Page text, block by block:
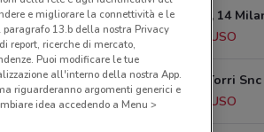
Via Rubens, 14
564 m
CHIUSO
Piazza Tre Torri
705 m
CHIUSO
e migliorare la connettività e le
13.b della nostra Privacy
report, ricerche di mercato,
Puoi modificare le tue
all'interno della nostra App.
riguarderanno argomenti generici e
idea accedendo a Menu >